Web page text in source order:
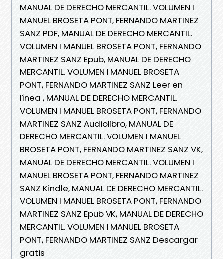
MANUAL DE DERECHO MERCANTIL. VOLUMEN I
MANUEL BROSETA PONT, FERNANDO MARTINEZ
SANZ PDF, MANUAL DE DERECHO MERCANTIL.
VOLUMEN I MANUEL BROSETA PONT, FERNANDO
MARTINEZ SANZ Epub, MANUAL DE DERECHO
MERCANTIL. VOLUMEN I MANUEL BROSETA
PONT, FERNANDO MARTINEZ SANZ Leer en
línea , MANUAL DE DERECHO MERCANTIL.
VOLUMEN I MANUEL BROSETA PONT, FERNANDO
MARTINEZ SANZ Audiolibro, MANUAL DE
DERECHO MERCANTIL. VOLUMEN I MANUEL
BROSETA PONT, FERNANDO MARTINEZ SANZ VK,
MANUAL DE DERECHO MERCANTIL. VOLUMEN I
MANUEL BROSETA PONT, FERNANDO MARTINEZ
SANZ Kindle, MANUAL DE DERECHO MERCANTIL.
VOLUMEN I MANUEL BROSETA PONT, FERNANDO
MARTINEZ SANZ Epub VK, MANUAL DE DERECHO
MERCANTIL. VOLUMEN I MANUEL BROSETA
PONT, FERNANDO MARTINEZ SANZ Descargar
gratis